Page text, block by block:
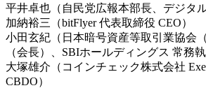
平井卓也（自民党広報本部長、デジタ
加納裕三（bitFlyer 代表取締役 CEO）
小田玄紀（日本暗号資産等取引業協会
（会長）、SBIホールディングス 常務執
大塚雄介（コインチェック株式会社
CBDO）